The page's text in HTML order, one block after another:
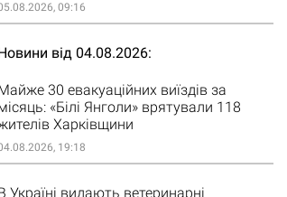
09:16
від 04.08.2026
30 евакуаційних виїздів за
«Білі Янголи» врятували 118
Харківщини
19:18
Україні видають ветеринарні